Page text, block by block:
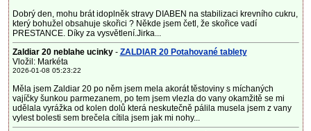
Dobrý den, mohu brát idoplněk stravy DIABEN na stabilizaci krevního cukru,
který bohužel obsahuje skořici ? Někde jsem četl, že skořice vadí
PRESTANCE. Díky za vysvětlení.Jirka...
Zaldiar 20 neblahe ucinky- ZALDIAR 20 Potahované tablety
Vložil: Markéta
2026-01-08 05:23:22
Měla jsem Zaldiar 20 po něm jsem mela akorát těstoviny s míchaných
vajíčky šunkou parmezanem, po tem jsem vlezla do vany okamžitě se mi
udělala vyrážka od kolen dolů která neskutečně pálila musela jsem z vany
vylest bolesti sem brečela cítila jsem jak mi nohy...